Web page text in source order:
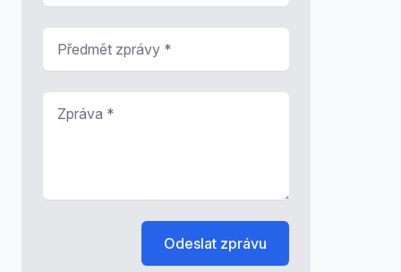
Odeslat zprávu